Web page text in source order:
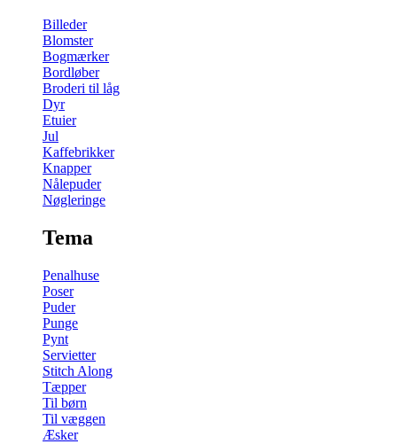
Billeder
Blomster
Bogmærker
Bordløber
Broderi til låg
Dyr
Etuier
Jul
Kaffebrikker
Knapper
Nålepuder
Nøgleringe
Tema
Penalhuse
Poser
Puder
Punge
Pynt
Servietter
Stitch Along
Tæpper
Til børn
Til væggen
Æsker